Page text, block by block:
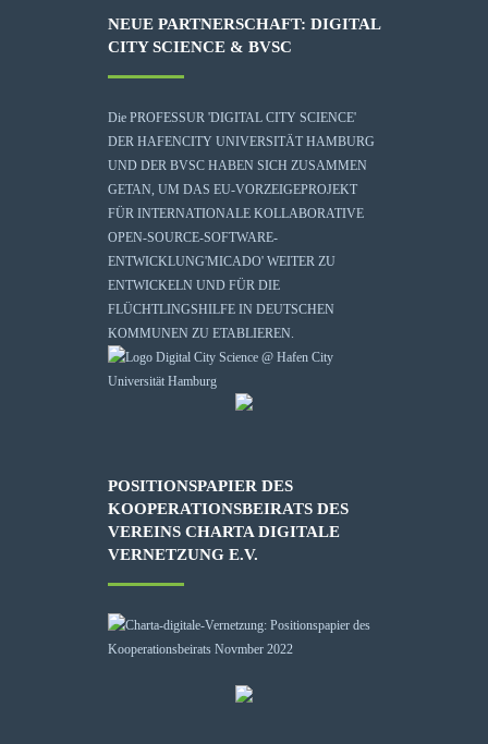
NEUE PARTNERSCHAFT: DIGITAL
CITY SCIENCE & BVSC
Die PROFESSUR 'DIGITAL CITY SCIENCE'
DER HAFENCITY UNIVERSITÄT HAMBURG
UND DER BVSC HABEN SICH ZUSAMMEN
GETAN, UM DAS EU-VORZEIGEPROJEKT
FÜR INTERNATIONALE KOLLABORATIVE
OPEN-SOURCE-SOFTWARE-
ENTWICKLUNG'MICADO' WEITER ZU
ENTWICKELN UND FÜR DIE
FLÜCHTLINGSHILFE IN DEUTSCHEN
KOMMUNEN ZU ETABLIEREN.
POSITIONSPAPIER DES
KOOPERATIONSBEIRATS DES
VEREINS CHARTA DIGITALE
VERNETZUNG E.V.